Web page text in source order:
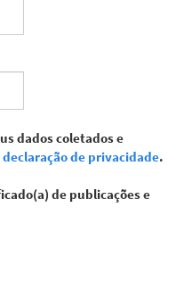
declaração de privacidade.